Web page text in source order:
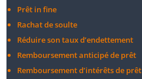
Prêt in fine
Rachat de soulte
Réduire son taux d’endettement
Remboursement anticipé de prêt
Remboursement d’intérêts de prêt